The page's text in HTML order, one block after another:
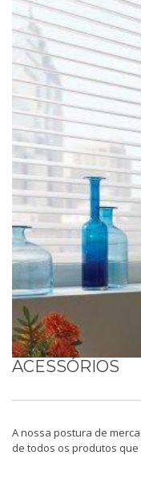
ACESSÓRIOS
A nossa postura de
de todos os produtos que